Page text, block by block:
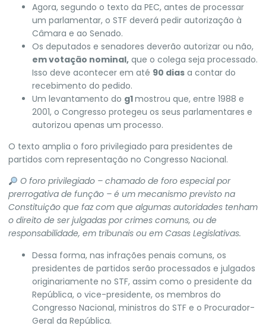
Agora, segundo o texto da PEC, antes de processar
um parlamentar, o STF deverá pedir autorização à
Câmara e ao Senado.
Os deputados e senadores deverão autorizar ou não,
em votação nominal, que o colega seja processado.
Isso deve acontecer em até 90 dias a contar do
recebimento do pedido.
Um levantamento do g1mostrou que, entre 1988 e
2001, o Congresso protegeu os seus parlamentares e
autorizou apenas um processo.
O texto amplia o foro privilegiado para presidentes de
partidos com representação no Congresso Nacional.
O foro privilegiado – chamado de foro especial por
prerrogativa de função – é um mecanismo previsto na
Constituição que faz com que algumas autoridades tenham
o direito de ser julgadas por crimes comuns, ou de
responsabilidade, em tribunais ou em Casas Legislativas.
Dessa forma, nas infrações penais comuns, os
presidentes de partidos serão processados e julgados
originariamente no STF, assim como o presidente da
República, o vice-presidente, os membros do
Congresso Nacional, ministros do STF e o Procurador-
Geral da República.